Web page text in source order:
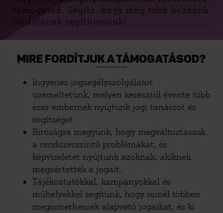
támogatod. Segíts, hogy még több hozzánk
fordulónak segíthessünk!
MIRE FORDÍTJUK A TÁMOGATÁSOD?
Ingyenes jogsegélyszolgálatot
üzemeltetünk, melyen keresztül évente több
ezer embernek nyújtunk jogi tanácsot és
segítséget.
Bíróságra megyünk, hogy megváltoztassuk
a rendszerszintű problémákat, és
képviseletet nyújtunk azoknak, akiknek
megsértették a jogait.
Tájékoztatókkal, kampányokkal és
műhelyekkel segítünk, hogy minél többen
megismerhessék alapvető jogaikat, és ki